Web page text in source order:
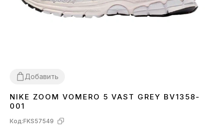
Добавить
3637 38394041424344
NIKE ZOOM VOMERO 5 VAST GREY BV1358-
001
Код:FKS57549